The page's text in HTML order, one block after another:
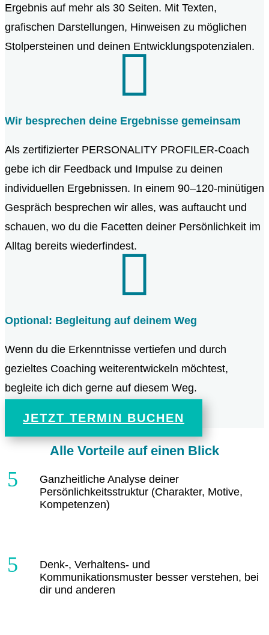
Ergebnis auf mehr als 30 Seiten. Mit Texten,
grafischen Darstellungen, Hinweisen zu möglichen
Stolpersteinen und deinen Entwicklungspotenzialen.

Wir besprechen deine Ergebnisse gemeinsam
Als zertifizierter PERSONALITY PROFILER-Coach
gebe ich dir Feedback und Impulse zu deinen
individuellen Ergebnissen. In einem 90–120-minütigen
Gespräch besprechen wir alles, was auftaucht und
schauen, wo du die Facetten deiner Persönlichkeit im
Alltag bereits wiederfindest.

Optional: Begleitung auf deinem Weg
Wenn du die Erkenntnisse vertiefen und durch
gezieltes Coaching weiterentwickeln möchtest,
begleite ich dich gerne auf diesem Weg.
JETZT TERMIN BUCHEN
Alle Vorteile auf einen Blick
Ganzheitliche Analyse deiner
Persönlichkeitsstruktur (Charakter, Motive,
Kompetenzen)
Denk-, Verhaltens- und
Kommunikationsmuster besser verstehen, bei
dir und anderen